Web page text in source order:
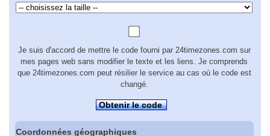
Je suis d'accord de mettre le code fourni par 24timezones.com sur
mes pages web sans modifier le texte et les liens. Je comprends
que 24timezones.com peut résilier le service au cas où le code est
changé.
Obtenir le code
Coordonnées géographiques